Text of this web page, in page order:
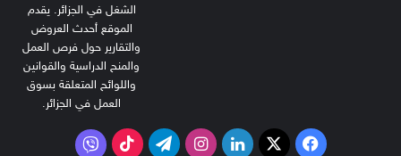
الشغل في الجزائر. يقدم
الموقع أحدث العروض
والتقارير حول فرص العمل
والمنح الدراسية والقوانين
واللوائح المتعلقة بسوق
العمل في الجزائر.
فيسبوك
‫X لينكدإنانستقرامتيلقرام‫TikTokفايبر